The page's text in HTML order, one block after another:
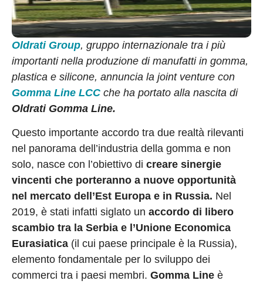
Oldrati Group, gruppo internazionale tra i più
importanti nella produzione di manufatti in gomma,
plastica e silicone, annuncia la joint venture con
Gomma Line LCC che ha portato alla nascita di
Oldrati Gomma Line.
Questo importante accordo tra due realtà rilevanti
nel panorama dell’industria della gomma e non
solo, nasce con l’obiettivo di creare sinergie
vincenti che porteranno a nuove opportunità
nel mercato dell’Est Europa e in Russia. Nel
2019, è stati infatti siglato un accordo di libero
scambio tra la Serbia e l’Unione Economica
Eurasiatica (il cui paese principale è la Russia),
elemento fondamentale per lo sviluppo dei
commerci tra i paesi membri. Gomma Line è